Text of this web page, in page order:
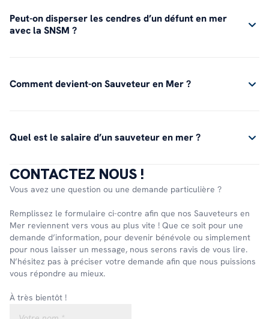
Peut-on disperser les cendres d’un défunt en mer
avec la SNSM ?
Comment devient-on Sauveteur en Mer ?
Quel est le salaire d’un sauveteur en mer ?
CONTACTEZ NOUS !
Vous avez une question ou une demande particulière ?
Remplissez le formulaire ci-contre afin que nos Sauveteurs en
Mer reviennent vers vous au plus vite ! Que ce soit pour une
demande d’information, pour devenir bénévole ou simplement
pour nous laisser un message, nous serons ravis de vous lire.
N’hésitez pas à préciser votre demande afin que nous puissions
vous répondre au mieux.
À très bientôt !